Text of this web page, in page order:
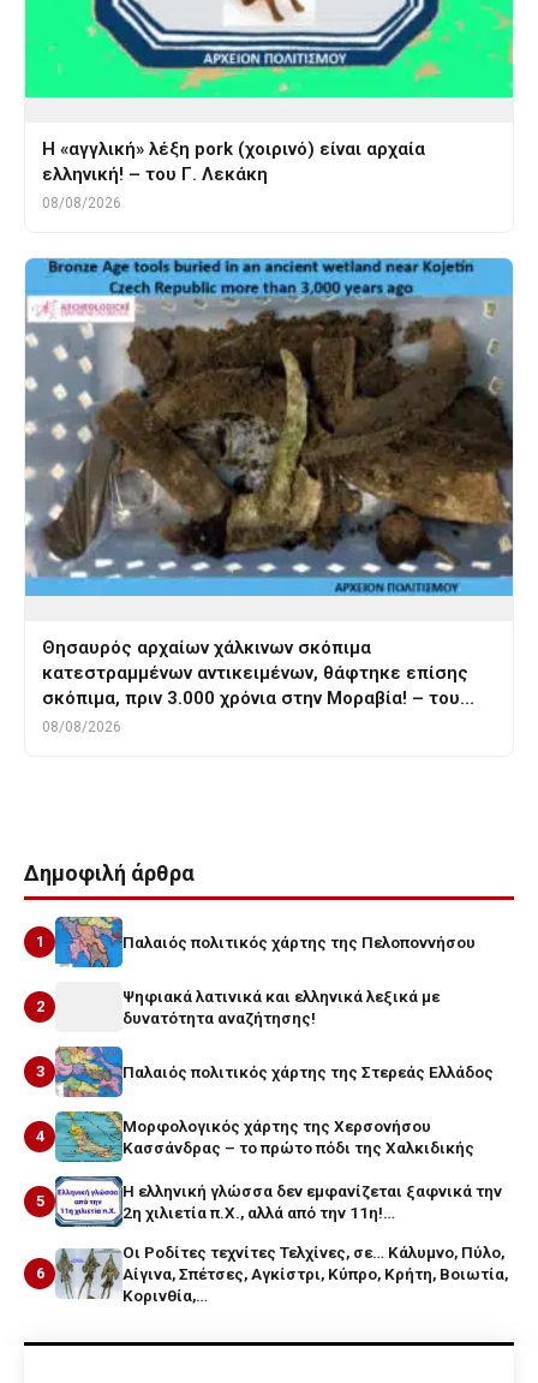
Η «αγγλική» λέξη pork (χοιρινό) είναι αρχαία
ελληνική! – του Γ. Λεκάκη
08/08/2026
Θησαυρός αρχαίων χάλκινων σκόπιμα
κατεστραμμένων αντικειμένων, θάφτηκε επίσης
σκόπιμα, πριν 3.000 χρόνια στην Μοραβία! – του…
08/08/2026
Δημοφιλή άρθρα
1 Παλαιός πολιτικός χάρτης της Πελοποννήσου
2
Ψηφιακά λατινικά και ελληνικά λεξικά με
δυνατότητα αναζήτησης!
3 Παλαιός πολιτικός χάρτης της Στερεάς Ελλάδος
4
Μορφολογικός χάρτης της Χερσονήσου
Κασσάνδρας – το πρώτο πόδι της Χαλκιδικής
5
Η ελληνική γλώσσα δεν εμφανίζεται ξαφνικά την
2η χιλιετία π.Χ., αλλά από την 11η!…
6
Οι Ροδίτες τεχνίτες Τελχίνες, σε… Κάλυμνο, Πύλο,
Αίγινα, Σπέτσες, Αγκίστρι, Κύπρο, Κρήτη, Βοιωτία,
Κορινθία,…